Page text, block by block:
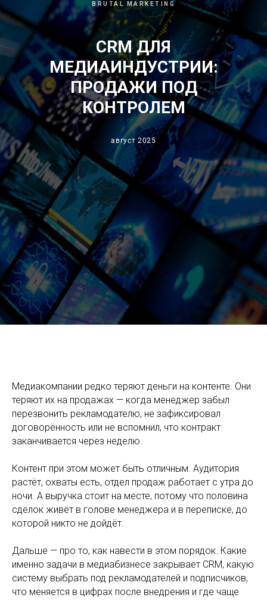
BRUTAL MARKETING
CRM ДЛЯ
МЕДИАИНДУСТРИИ:
ПРОДАЖИ ПОД
КОНТРОЛЕМ
август 2025
Медиакомпании редко теряют деньги на контенте. Они
теряют их на продажах — когда менеджер забыл
перезвонить рекламодателю, не зафиксировал
договорённость или не вспомнил, что контракт
заканчивается через неделю.
Контент при этом может быть отличным. Аудитория
растёт, охваты есть, отдел продаж работает с утра до
ночи. А выручка стоит на месте, потому что половина
сделок живёт в голове менеджера и в переписке, до
которой никто не дойдёт.
Дальше — про то, как навести в этом порядок. Какие
именно задачи в медиабизнесе закрывает CRM, какую
систему выбрать под рекламодателей и подписчиков,
что меняется в цифрах после внедрения и где чаще